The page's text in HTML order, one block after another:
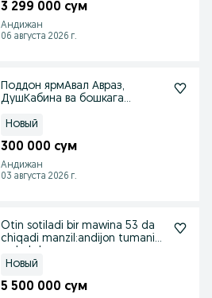
3 299 000 сум
Андижан
06 августа 2026 г.
Поддон ярмАвал Авраз,
ДушКабина ва бошкага
сифатли
Новый
300 000 сум
Андижан
03 августа 2026 г.
Otin sotiladi bir mawina 53 da
chiqadi manzil:andijon tumani
Новый
5 500 000 сум